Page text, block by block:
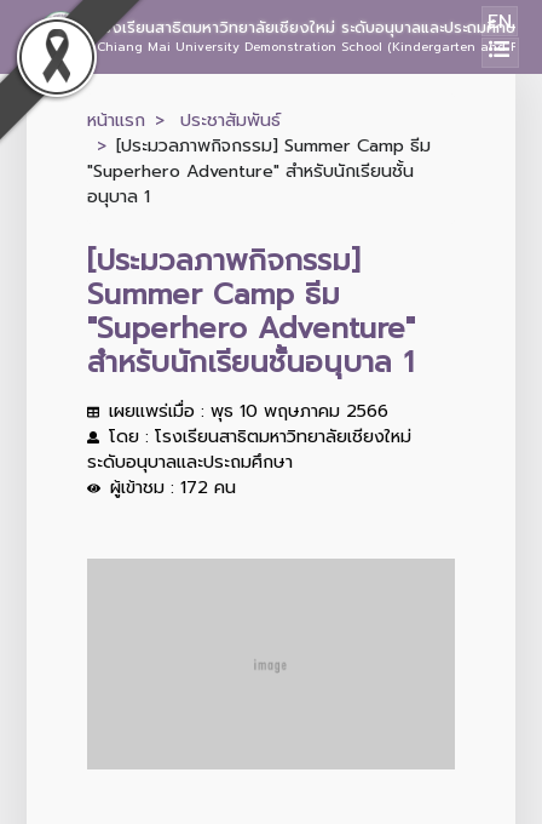
โรงเรียนสาธิตมหาวิทยาลัยเชียงใหม่ ระดับอนุบาลและประถมศึกษา
Chiang Mai University Demonstration School (Kindergarten and
EN
หน้าแรก
ประชาสัมพันธ์
[ประมวลภาพกิจกรรม] Summer Camp ธีม
"Superhero Adventure" สำหรับนักเรียนชั้น
อนุบาล 1
[ประมวลภาพกิจกรรม]
Summer Camp ธีม
"Superhero Adventure"
สำหรับนักเรียนชั้นอนุบาล 1
เผยแพร่เมื่อ : พุธ 10 พฤษภาคม 2566
โดย : โรงเรียนสาธิตมหาวิทยาลัยเชียงใหม่
ระดับอนุบาลและประถมศึกษา
ผู้เข้าชม : 172 คน